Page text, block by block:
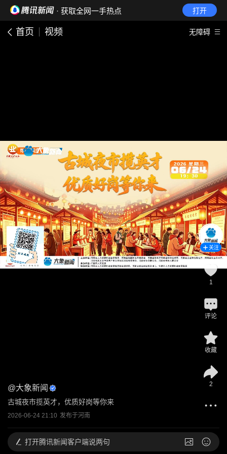
· 获取全网一手热点 打开
首页 视频 无障碍
@大象新闻
古城夜市揽英才，优质好岗等你来
2026-06-24 21:10 发布于河南
关注
1
评论
收藏
2
打开腾讯新闻客户端说两句